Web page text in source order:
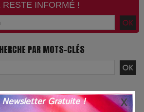
RESTE INFORMÉ !
PAR MOTS-CLÉS
PAR MOTS-CLÉS
Gratuite !